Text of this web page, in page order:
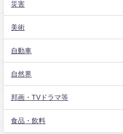
災害
美術
自動車
自然界
邦画・TVドラマ等
食品・飲料